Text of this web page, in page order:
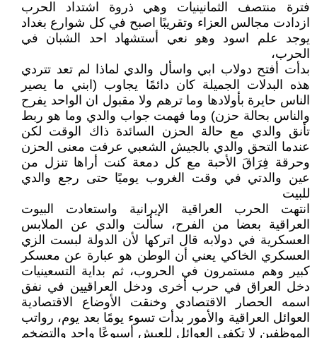
فترة منتصف الثمانينيات وهي ذروة اشتداد الحرب
ازدادت مجالس العزاء وتقريبًا اصبح في كل شوارع بغداد
يوجد علم اسود وهو نعي أستشهاد احد الشبان في
الحرب،
بدأت أفتح دولاب ابي واسأل والدي لماذا لم تعد تتردي
هذه البدلات الجميلة كان دائمًا يجاوب (ابني ما يصير
الناس حايرة بأولادها وما ترهم ولا مقبول ان الواحد يفرح
والناس بحالة حزن) وما فهمت جواب والدي وما هو ربط
تأنق والدي مع حالة الحزن السائدة ذاك الوقت لكن
عندما التحق والدي بالجيش الشعبي عرفت معنى الحزن
وحرقة فِرَاقَ الأحبة مع كل دمعة كنت أراها تنزل من
عين والدتي في وقت الغروب يوميًا حتى رجع والدي
للبيت
انتهت الحرب العراقية الإيرانية واستعادت البيوت
العراقية بعضا من الفرح، سألت والدي عن الملابس
العسكرية في دولابه قال اتركها لأن الدولة لبست الزي
العسكري الخاكي يعني أن الوطن هو عبارة عن معسكر
كبير وهم مستمرون في الحروب، ثم بداية التسعينيات
دخل العراق في حرب أخرى ودخل العراقيين في نفق
اسمه الحصار الاقتصادي وخنقت الأوضاع الاقتصادية
العوائل العراقية والأمور بدأت تسوء يومًا بعد يوم، رواتب
الموظفين لا تكفي العوائل للعيش أسبوعًا واحد والتضخم